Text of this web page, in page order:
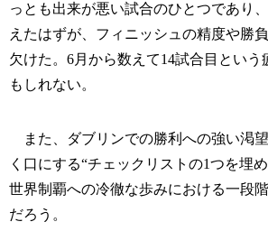
っとも出来が悪い試合のひとつであり
えたはずが、フィニッシュの精度や勝
欠けた。6月から数えて14試合目とい
もしれない。
また、ダブリンでの勝利への強い渇
く口にする“チェックリストの1つを
世界制覇への冷徹な歩みにおける一
だろう。